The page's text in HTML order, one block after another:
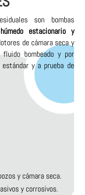
son bombas
estacionario y
de cámara seca y
bombeado y por
y a prueba de
y cámara seca.
y corrosivos.